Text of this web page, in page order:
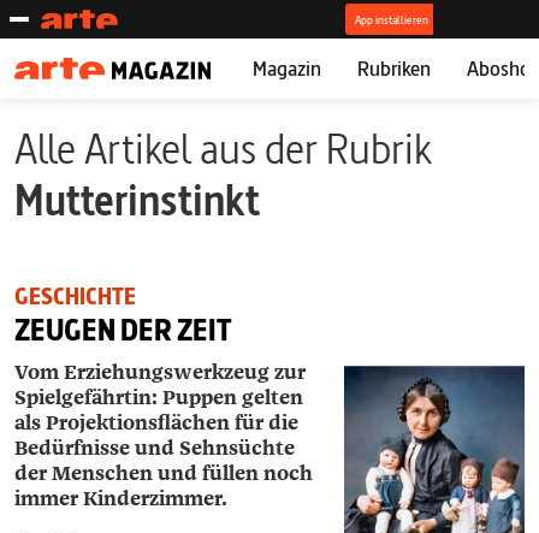
Magazin Rubriken
Alle Artikel aus der Rubrik
Mutterinstinkt
GESCHICHTE
ZEUGEN DER ZEIT
Vom Erziehungswerkzeug zur
Spielgefährtin: Puppen gelten
als Projektionsflächen für die
Bedürfnisse und Sehnsüchte
der Menschen und füllen noch
immer Kinderzimmer.